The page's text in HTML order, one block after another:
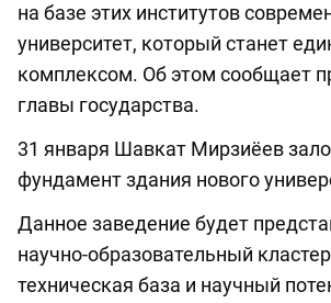
на базе этих институтов
университет, который станет
комплексом. Об этом сообщает
главы государства.
31 января Шавкат Мирзиёев
фундамент здания нового
Данное заведение будет
научно-образовательный
техническая база и научный